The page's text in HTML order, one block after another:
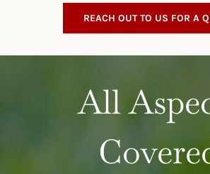
REACH OUT TO US FOR A
All